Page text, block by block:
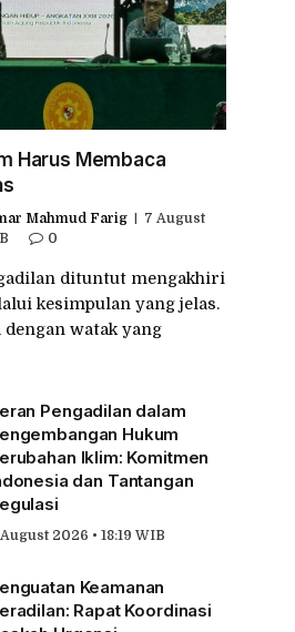
Harus Membaca
Mahmud Farig
7 August
0
dituntut mengakhiri
kesimpulan yang jelas.
dengan watak yang
Pengadilan dalam
Hukum
Iklim: Komitmen
dan Tantangan
2026 • 18:19 WIB
Keamanan
Rapat Koordinasi